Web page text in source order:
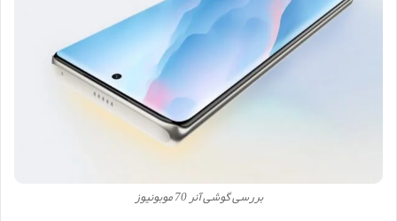
بررسی گوشی آنر 70 موبونیوز